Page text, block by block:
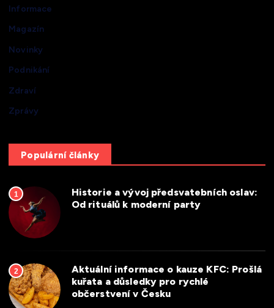
Informace
Magazín
Novinky
Podnikání
Zdraví
Zprávy
Populární články
1
Historie a vývoj předsvatebních oslav:
Od rituálů k moderní party
2
Aktuální informace o kauze KFC: Prošlá
kuřata a důsledky pro rychlé
občerstvení v Česku